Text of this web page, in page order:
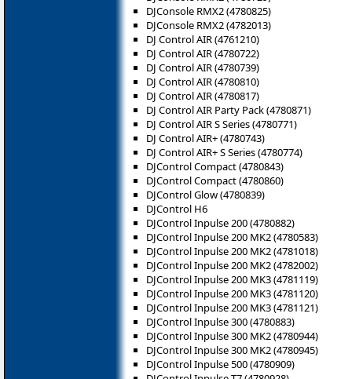
DJConsole RMX2 (4780825)
DJConsole RMX2 (4782013)
DJ Control AIR (4761210)
DJ Control AIR (4780722)
DJ Control AIR (4780739)
DJ Control AIR (4780810)
DJ Control AIR (4780817)
DJ Control AIR Party Pack (4780871)
DJ Control AIR S Series (4780771)
DJ Control AIR+ (4780743)
DJ Control AIR+ S Series (4780774)
DJControl Compact (4780843)
DJControl Compact (4780860)
DJControl Glow (4780839)
DJControl H6
DJControl Inpulse 200 (4780882)
DJControl Inpulse 200 MK2 (4780583)
DJControl Inpulse 200 MK2 (4781018)
DJControl Inpulse 200 MK2 (4782002)
DJControl Inpulse 200 MK3 (4781119)
DJControl Inpulse 200 MK3 (4781120)
DJControl Inpulse 200 MK3 (4781121)
DJControl Inpulse 300 (4780883)
DJControl Inpulse 300 MK2 (4780944)
DJControl Inpulse 300 MK2 (4780945)
DJControl Inpulse 500 (4780909)